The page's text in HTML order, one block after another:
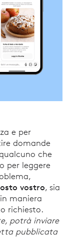
e per
domande
che
per leggere
vostro, sia
maniera
richiesto.
potrà inviare
pubblicata